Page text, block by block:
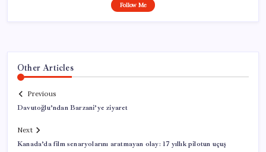
Follow Me
Other Articles
Previous
Davutoğlu’ndan Barzani’ye ziyaret
Next
Kanada’da film senaryolarını aratmayan olay: 17 yıllık pilotun uçuş